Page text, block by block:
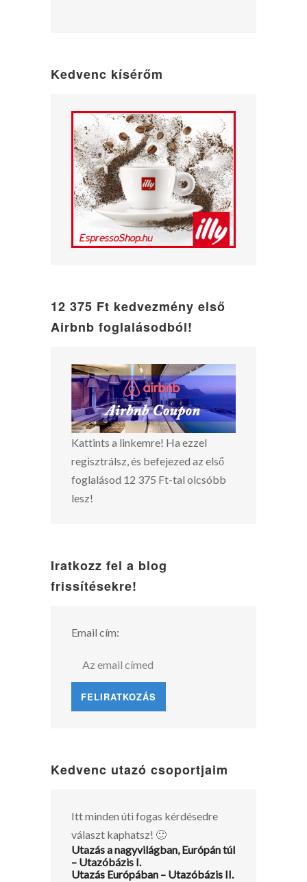
Kedvenc kísérőm
12 375 Ft kedvezmény első
Airbnb foglalásodból!
Kattints a linkemre! Ha ezzel
regisztrálsz, és befejezed az első
foglalásod 12 375 Ft-tal olcsóbb
lesz!
Iratkozz fel a blog
frissítésekre!
Email cím:
Kedvenc utazó csoportjaim
Itt minden úti fogas kérdésedre
választ kaphatsz! 🙂
Utazás a nagyvilágban, Európán túl
– Utazóbázis I.
Utazás Európában – Utazóbázis II.